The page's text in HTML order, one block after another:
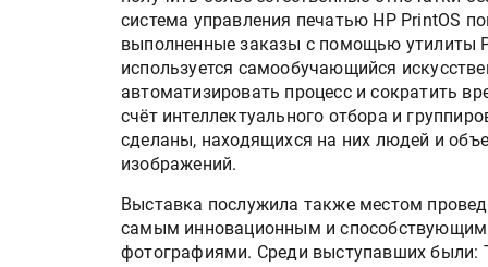
система управления печатью HP PrintOS
выполненные заказы с помощью утилиты
используется самообучающийся
автоматизировать процесс и сократить
счёт интеллектуального отбора и
сделаны, находящихся на них людей и
изображений.
Выставка послужила также местом
самым инновационным и способствующим
фотографиями. Среди выступавших были: